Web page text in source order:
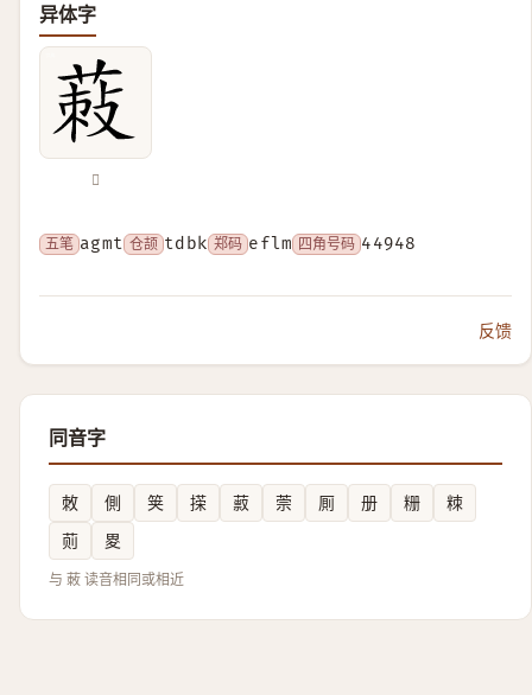
异体字
𦵪
五笔 agmt 仓颉 tdbk 郑码 eflm 四角号码 44948
反馈
同音字
敇 側 䇲 㨲 䔴 萗 厠 册 粣
䊂
荝
畟
与 蓛 读音相同或相近